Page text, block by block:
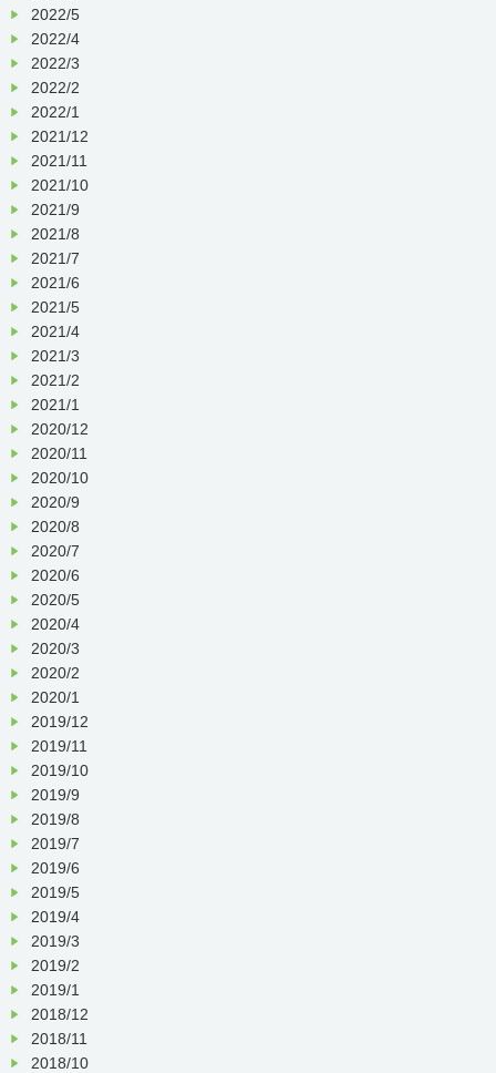
2022/5
2022/4
2022/3
2022/2
2022/1
2021/12
2021/11
2021/10
2021/9
2021/8
2021/7
2021/6
2021/5
2021/4
2021/3
2021/2
2021/1
2020/12
2020/11
2020/10
2020/9
2020/8
2020/7
2020/6
2020/5
2020/4
2020/3
2020/2
2020/1
2019/12
2019/11
2019/10
2019/9
2019/8
2019/7
2019/6
2019/5
2019/4
2019/3
2019/2
2019/1
2018/12
2018/11
2018/10